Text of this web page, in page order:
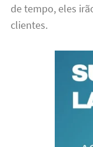
de tempo, eles
clientes.